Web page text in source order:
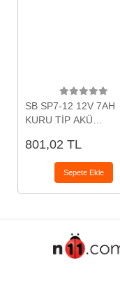
SB SP7-12 12V 7AH
KURU TİP AKÜ
801,02 TL
Sepete Ekle